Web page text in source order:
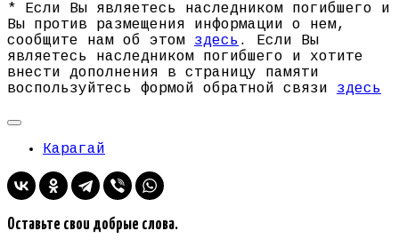
* Если Вы являетесь наследником погибшего и
Вы против размещения информации о нем,
сообщите нам об этом здесь . Если Вы
являетесь наследником погибшего и хотите
внести дополнения в страницу памяти
воспользуйтесь формой обратной связи здесь
Карагай
Оставьте свои добрые слова.